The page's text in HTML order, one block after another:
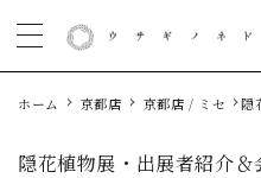
ホーム 京都店 京都店 / ミセ
隠
隠花植物展・出展者紹介